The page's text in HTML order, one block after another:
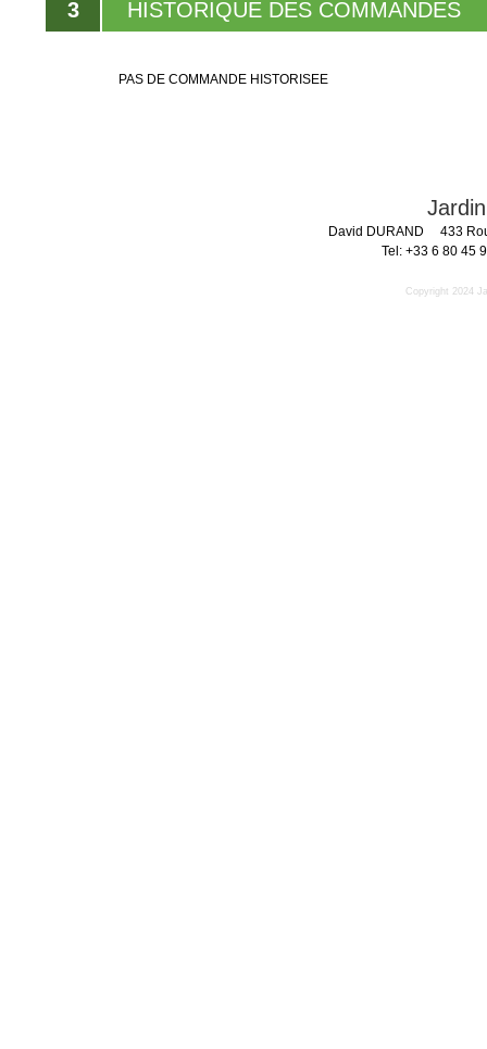
3 HISTORIQUE DES COMMANDES
PAS DE COMMANDE HISTORISEE
David DURAND 433
Tel: +33 6 80 45
Copyright 2024